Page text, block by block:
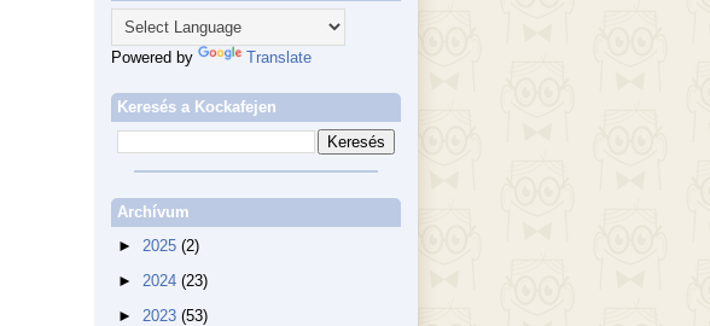
Powered by Translate
Keresés a Kockafejen
Archívum
► 2025 (2)
► 2024 (23)
► 2023 (53)